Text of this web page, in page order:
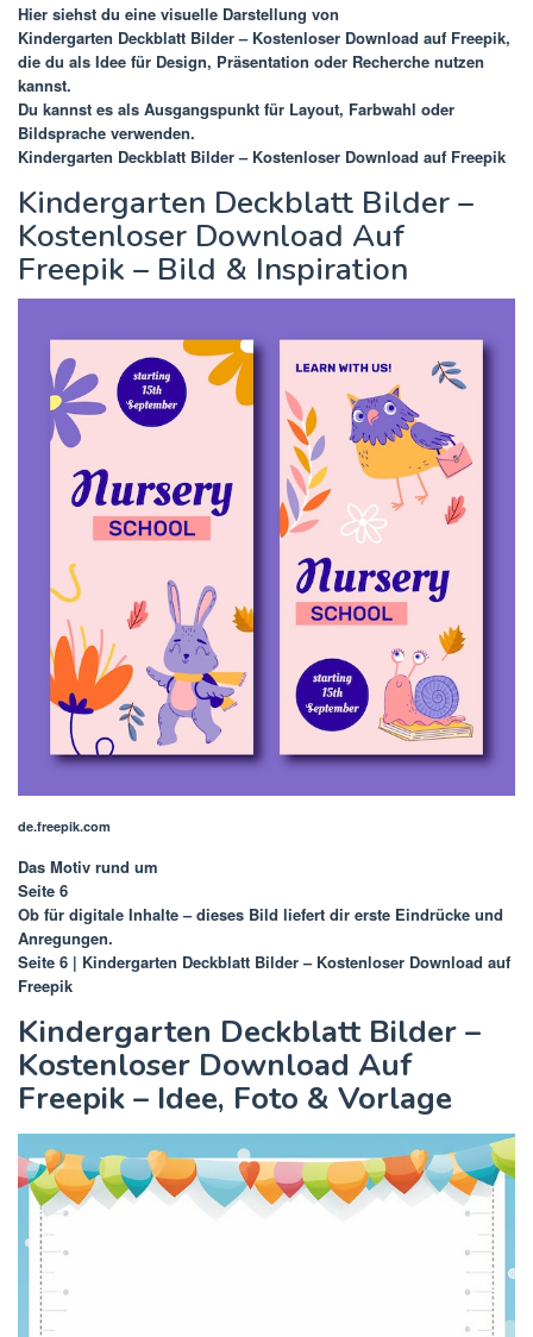
Hier siehst du eine visuelle Darstellung von
Kindergarten Deckblatt Bilder – Kostenloser Download auf Freepik,
die du als Idee für Design, Präsentation oder Recherche nutzen
kannst.
Du kannst es als Ausgangspunkt für Layout, Farbwahl oder
Bildsprache verwenden.
Kindergarten Deckblatt Bilder – Kostenloser Download auf Freepik
Kindergarten Deckblatt Bilder –
Kostenloser Download Auf
Freepik – Bild & Inspiration
de.freepik.com
Das Motiv rund um
Seite 6
Ob für digitale Inhalte – dieses Bild liefert dir erste Eindrücke und
Anregungen.
Seite 6 | Kindergarten Deckblatt Bilder – Kostenloser Download auf
Freepik
Kindergarten Deckblatt Bilder –
Kostenloser Download Auf
Freepik – Idee, Foto & Vorlage